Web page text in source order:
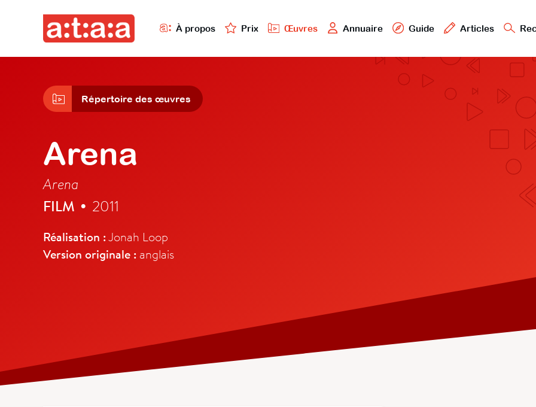
À propos Prix Œuvres Annuaire Guide Articles
Répertoire des œuvres
Arena
Arena
FILM • 2011
Réalisation :Jonah Loop
Version originale : anglais